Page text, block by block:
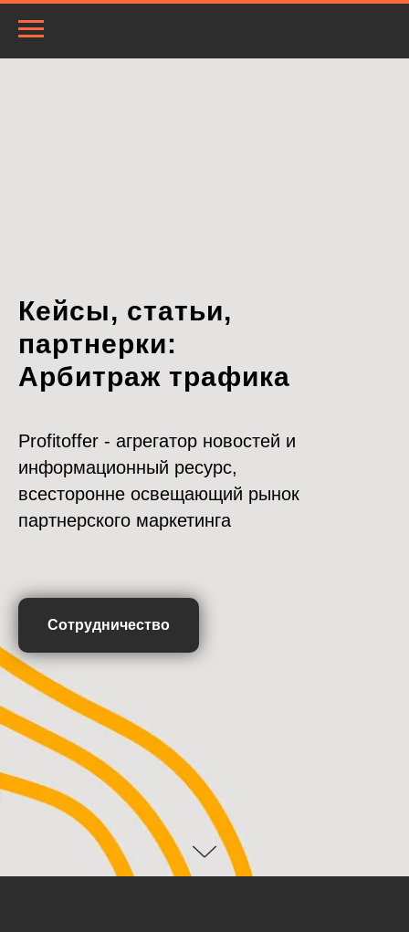
Кейсы, статьи,
партнерки:
Арбитраж трафика
Profitoffer - агрегатор новостей и
информационный ресурс,
всесторонне освещающий рынок
партнерского маркетинга
Сотрудничество